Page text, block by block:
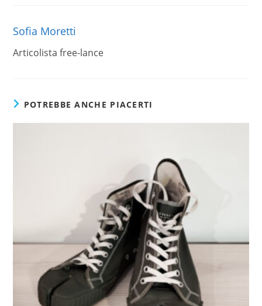
Sofia Moretti
Articolista free-lance
POTREBBE ANCHE PIACERTI